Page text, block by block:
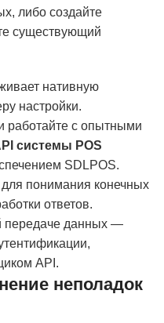
либо создайте
существующий
нативную
настройки.
работайте с опытными
системы POS
SDLPOS.
понимания конечных
ответов.
передаче данных —
API.
неполадок